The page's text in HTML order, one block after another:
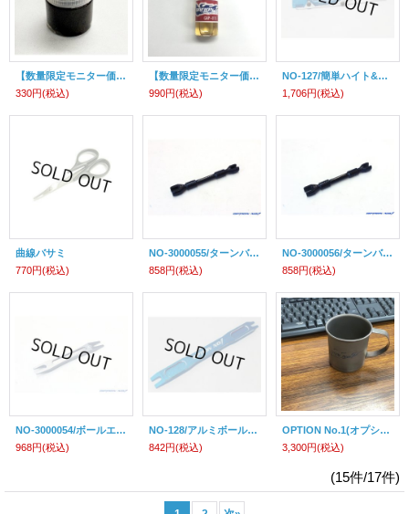
【数量限定モニター価格】NO-100289/モリブデングリス（潤滑油添加剤配合/10g）
330円(税込)
【数量限定モニター価格】GAP-015/メタルオイル
990円(税込)
NO-127/簡単ハイト&リバウンドゲージ (ストッパー付)
1,706円(税込)
曲線バサミ
770円(税込)
NO-3000055/ターンバックル・ツール 3/3.5mm
858円(税込)
NO-3000056/ターンバックル・ツール 4/5mm
858円(税込)
NO-3000054/ボールエンドオープナー 4.3/4.8
968円(税込)
NO-128/アルミボールエンドリムーバー
842円(税込)
OPTION No.1(オプションNo.1)/チタンマグカップ『新潟県燕市製』
3,300円(税込)
(15件/17件)